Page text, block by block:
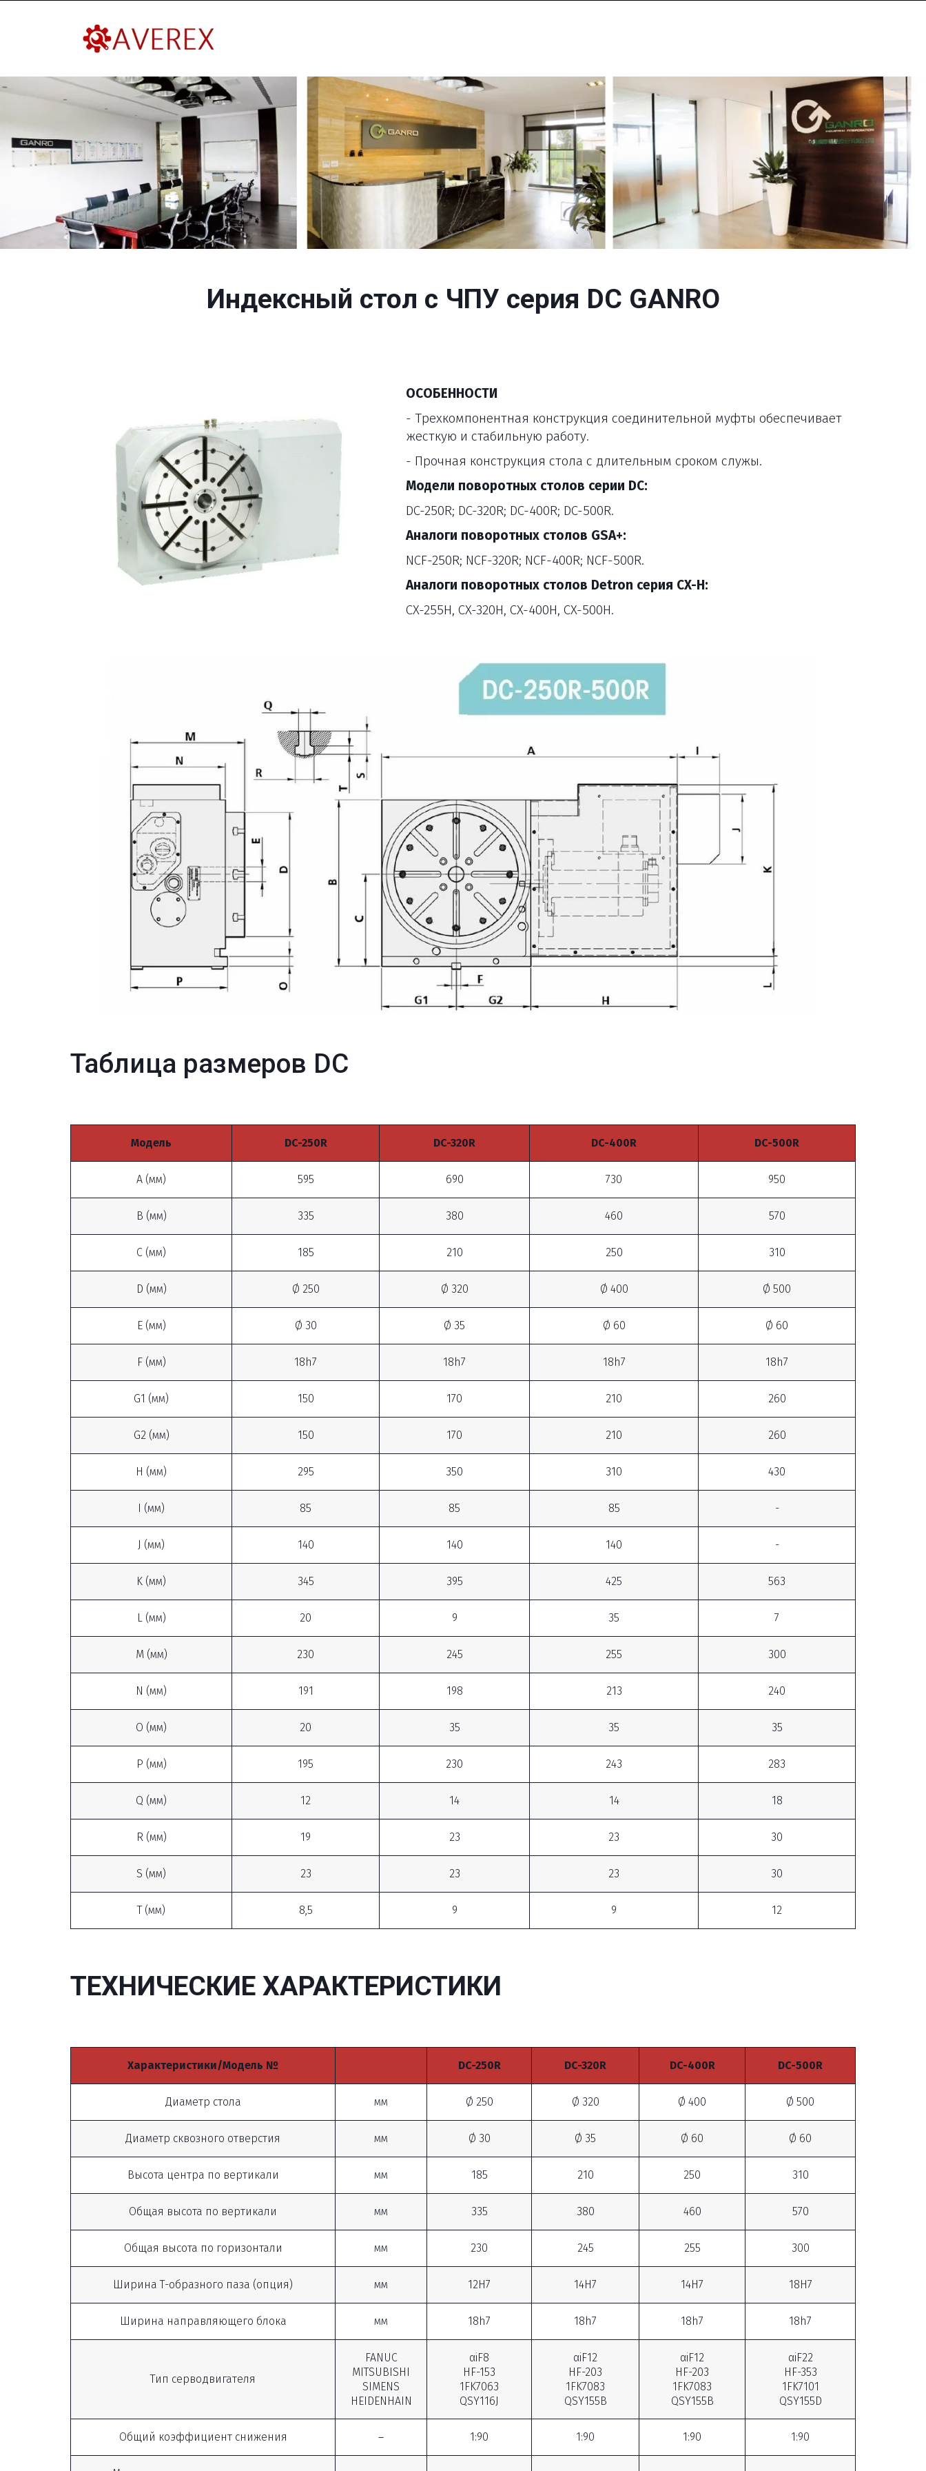
Индексный стол с ЧПУ серия DC GANRO
ОСОБЕННОСТИ
- Трехкомпонентная конструкция соединительной муфты обеспечивает
жесткую и стабильную работу.
- Прочная конструкция стола с длительным сроком служы.
Модели поворотных столов серии DC:
DC-250R; DC-320R; DC-400R; DC-500R.
Аналоги поворотных столов GSA+:
NCF-250R; NCF-320R; NCF-400R; NCF-500R.
Аналоги поворотных столов Detron серия CX-H:
CX-255H, CX-320H, CX-400H, CX-500H.
Таблица размеров DC
Модель DC-250R DC-320R DC-400R DC-500R
A (мм) 595 690 730 950
B (мм) 335 380 460 570
C (мм) 185 210 250 310
D (мм) Ø 250 Ø 320 Ø 400 Ø 500
E (мм) Ø 30 Ø 35 Ø 60 Ø 60
F (мм) 18h7 18h7 18h7 18h7
G1 (мм) 150 170 210 260
G2 (мм) 150 170 210 260
H (мм) 295 350 310 430
I (мм) 85 85 85 -
J (мм) 140 140 140 -
K (мм) 345 395 425 563
L (мм) 20 9 35 7
M (мм) 230 245 255 300
N (мм) 191 198 213 240
O (мм) 20 35 35 35
P (мм) 195 230 243 283
Q (мм) 12 14 14 18
R (мм) 19 23 23 30
S (мм) 23 23 23 30
T (мм) 8,5 9 9 12
ТЕХНИЧЕСКИЕ ХАРАКТЕРИСТИКИ
Характеристики/Модель № DC-250R DC-320R DC-400R DC-500R
Диаметр стола мм Ø 250 Ø 320 Ø 400 Ø 500
Диаметр сквозного отверстия мм Ø 30 Ø 35 Ø 60 Ø 60
Высота центра по вертикали мм 185 210 250 310
Общая высота по вертикали мм 335 380 460 570
Общая высота по горизонтали мм 230 245 255 300
Ширина Т-образного паза (опция) мм 12H7 14H7 14H7 18H7
Ширина направляющего блока мм 18h7 18h7 18h7 18h7
Тип серводвигателя
FANUC
MITSUBISHI
SIMENS
HEIDENHAIN
αiF8
HF-153
1FK7063
QSY116J
αiF12
HF-203
1FK7083
QSY155B
αiF12
HF-203
1FK7083
QSY155B
αiF22
HF-353
1FK7101
QSY155D
Общий коэффициент снижения － 1:90 1:90 1:90 1:90